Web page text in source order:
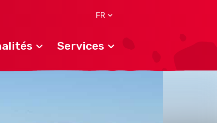
FR
Services